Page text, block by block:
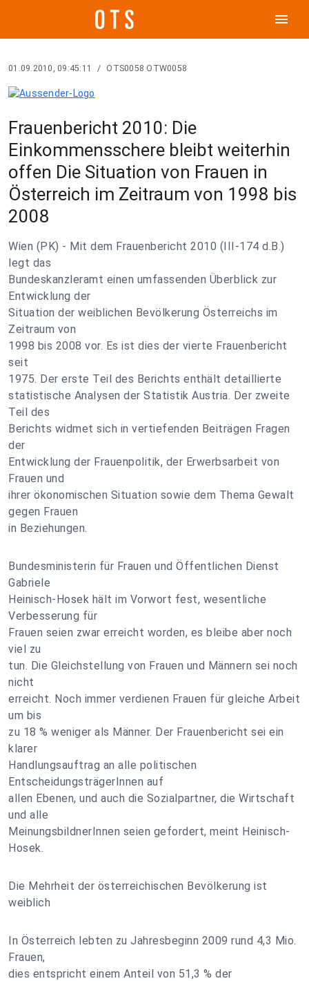
menu
01.09.2010, 09:45:11 / OTS0058 OTW0058
Frauenbericht 2010: Die
Einkommensschere bleibt weiterhin
offen Die Situation von Frauen in
Österreich im Zeitraum von 1998 bis
2008
Wien (PK) - Mit dem Frauenbericht 2010 (III-174 d.B.)
legt das
Bundeskanzleramt einen umfassenden Überblick zur
Entwicklung der
Situation der weiblichen Bevölkerung Österreichs im
Zeitraum von
1998 bis 2008 vor. Es ist dies der vierte Frauenbericht
seit
1975. Der erste Teil des Berichts enthält detaillierte
statistische Analysen der Statistik Austria. Der zweite
Teil des
Berichts widmet sich in vertiefenden Beiträgen Fragen
der
Entwicklung der Frauenpolitik, der Erwerbsarbeit von
Frauen und
ihrer ökonomischen Situation sowie dem Thema Gewalt
gegen Frauen
in Beziehungen.
Bundesministerin für Frauen und Öffentlichen Dienst
Gabriele
Heinisch-Hosek hält im Vorwort fest, wesentliche
Verbesserung für
Frauen seien zwar erreicht worden, es bleibe aber noch
viel zu
tun. Die Gleichstellung von Frauen und Männern sei noch
nicht
erreicht. Noch immer verdienen Frauen für gleiche Arbeit
um bis
zu 18 % weniger als Männer. Der Frauenbericht sei ein
klarer
Handlungsauftrag an alle politischen
EntscheidungsträgerInnen auf
allen Ebenen, und auch die Sozialpartner, die Wirtschaft
und alle
MeinungsbildnerInnen seien gefordert, meint Heinisch-
Hosek.
Die Mehrheit der österreichischen Bevölkerung ist
weiblich
In Österreich lebten zu Jahresbeginn 2009 rund 4,3 Mio.
Frauen,
dies entspricht einem Anteil von 51,3 % der